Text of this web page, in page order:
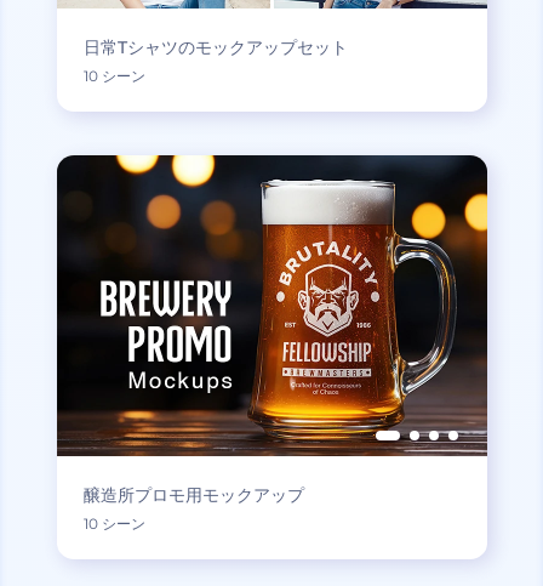
日常Tシャツのモックアップセット
10 シーン
醸造所プロモ用モックアップ
10 シーン